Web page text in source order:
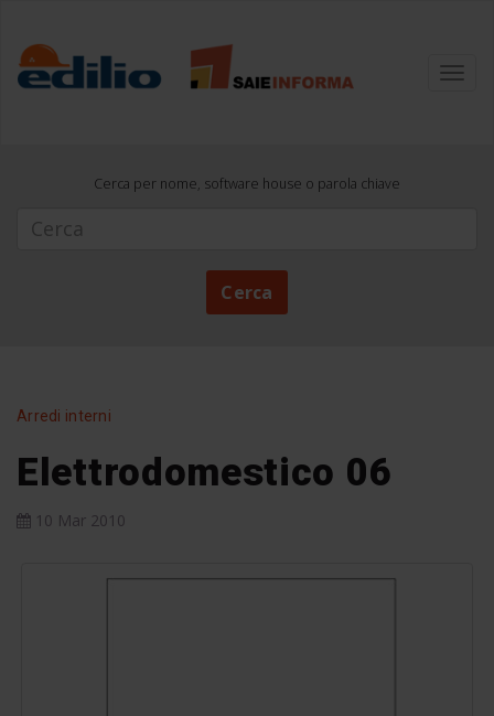
Cerca per nome, software house o parola chiave
Cerca
Arredi interni
Elettrodomestico 06
10 Mar 2010